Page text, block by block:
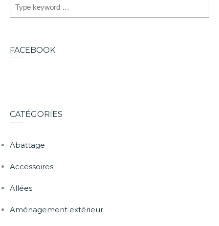
FACEBOOK
CATÉGORIES
Abattage
Accessoires
Allées
Aménagement extérieur